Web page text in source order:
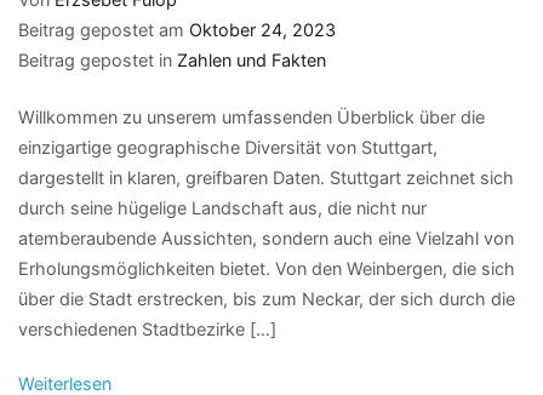
Beitrag gepostet am Oktober 24, 2023
Beitrag gepostet in Zahlen und Fakten
Willkommen zu unserem umfassenden Überblick über die
einzigartige geographische Diversität von Stuttgart,
dargestellt in klaren, greifbaren Daten. Stuttgart zeichnet sich
durch seine hügelige Landschaft aus, die nicht nur
atemberaubende Aussichten, sondern auch eine Vielzahl von
Erholungsmöglichkeiten bietet. Von den Weinbergen, die sich
über die Stadt erstrecken, bis zum Neckar, der sich durch die
verschiedenen Stadtbezirke […]
Weiterlesen